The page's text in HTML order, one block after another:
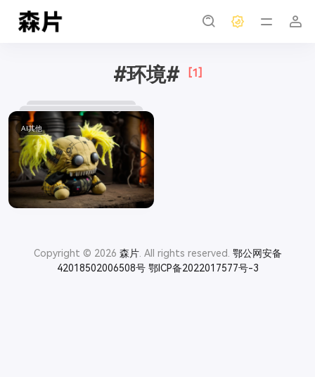
#环境# [1]
AI其他
Copyright © 2026 森片. All rights reserved. 鄂公网安备
42018502006508号 鄂ICP备2022017577号-3